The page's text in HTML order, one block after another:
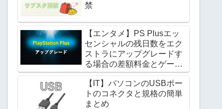
禁
【エンタメ】PS Plusエッ
センシャルの残日数をエク
ストラにアップグレードす
る場合の差額料金とゲーム
カタログの遊び方
【IT】パソコンのUSBポー
トのコネクタと規格の簡単
まとめ